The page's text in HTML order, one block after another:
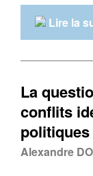
Lire la
La
conflits
politiques
Alexandre